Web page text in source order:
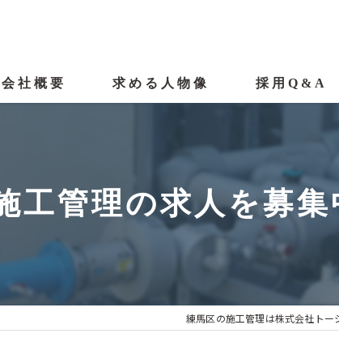
会社概要
業案内
漫画特集『未経験者編』
漫画特集『経験者編』
求める人物像 採用Q&A
工管理の求人を募
練馬区の施工管理は株式会社トー